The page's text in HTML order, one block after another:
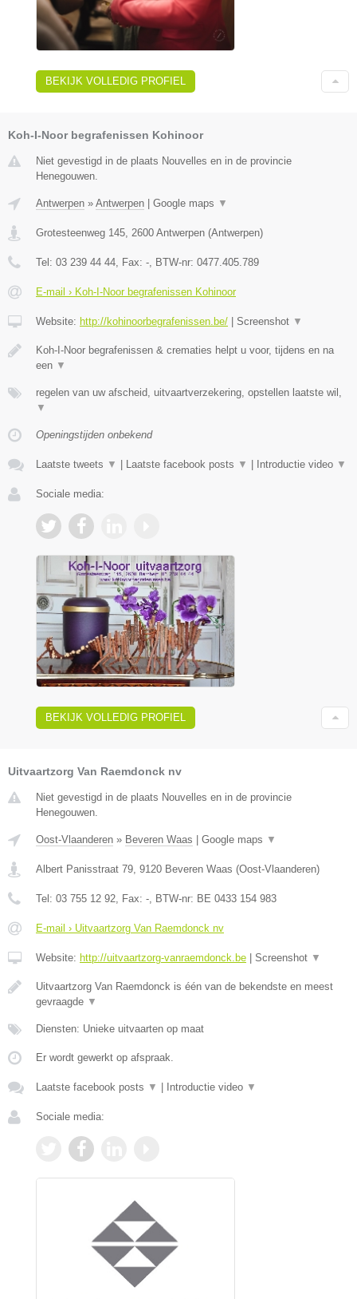
BEKIJK VOLLEDIG PROFIEL
Koh-I-Noor begrafenissen Kohinoor
Niet gevestigd in de plaats Nouvelles en in de provincie
Henegouwen.
Antwerpen » Antwerpen | Google maps ▼
Grotesteenweg 145 2600 Antwerpen (Antwerpen)
Tel: 03 239 44 44 , Fax: - , BTW-nr: 0477.405.789
E-mail › Koh-I-Noor begrafenissen Kohinoor
Website: http://kohinoorbegrafenissen.be/ | Screenshot ▼
Koh-I-Noor begrafenissen & crematies helpt u voor, tijdens en na
een ▼
regelen van uw afscheid, uitvaartverzekering, opstellen laatste wil,
▼
Openingstijden onbekend
Laatste tweets ▼ | Laatste facebook posts ▼ | Introductie video ▼
Sociale media:
BEKIJK VOLLEDIG PROFIEL
Uitvaartzorg Van Raemdonck nv
Niet gevestigd in de plaats Nouvelles en in de provincie
Henegouwen.
Oost-Vlaanderen » Beveren Waas Google maps ▼
Albert Panisstraat 79, 9120 Beveren Waas (Oost-Vlaanderen)
Tel: 03 755 12 92, Fax: -, BTW-nr: BE 0433 154 983
E-mail › Uitvaartzorg Van Raemdonck nv
Website: http://uitvaartzorg-vanraemdonck.be Screenshot ▼
Uitvaartzorg Van Raemdonck is één van de bekendste en meest
gevraagde ▼
Diensten: Unieke uitvaarten op maat
Er wordt gewerkt op afspraak.
Laatste facebook posts ▼ Introductie video ▼
Sociale media: